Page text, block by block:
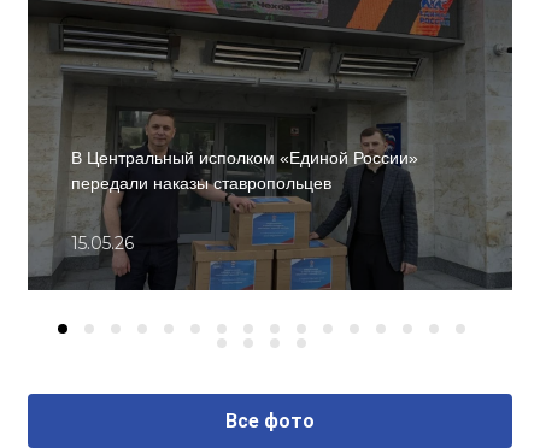
В Центральный исполком «Единой России»
передали наказы ставропольцев
15.05.26
Все фото